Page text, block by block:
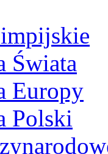
Świata
Europy
Polski